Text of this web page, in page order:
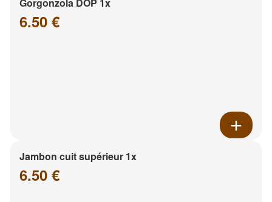
Gorgonzola DOP 1x
6.50 €
Jambon cuit supérieur 1x
6.50 €